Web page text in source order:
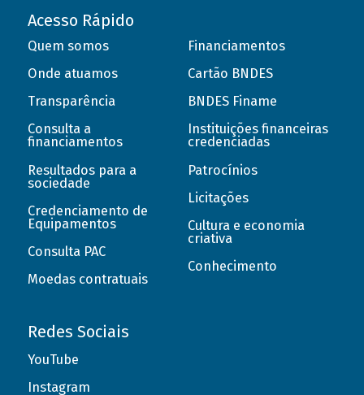
Acesso Rápido
Quem somos
Onde atuamos
Transparência
Consulta a
financiamentos
Resultados para a
sociedade
Credenciamento de
Equipamentos
Consulta PAC
Moedas contratuais
Financiamentos
Cartão BNDES
BNDES Finame
Instituições financeiras
credenciadas
Patrocínios
Licitações
Cultura e economia
criativa
Conhecimento
Redes Sociais
YouTube
Instagram